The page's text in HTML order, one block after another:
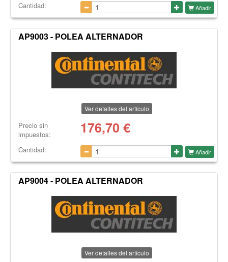
Cantidad: Añadir
AP9003 - POLEA ALTERNADOR
Ver detalles del artículo
Precio sin
impuestos:
176,70 €
Cantidad: Añadir
AP9004 - POLEA ALTERNADOR
Ver detalles del artículo